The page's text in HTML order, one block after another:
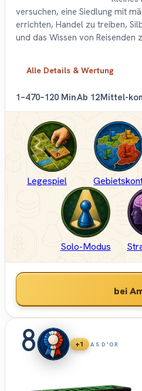
versuchen, eine Siedlung mit
errichten, Handel zu treiben,
und das Wissen von Reisenden
Alle Details & Wertung
1–470–120 MinAb 12Mittel-
Legespiel
Solo-Modus
bei
8 +1 AS D'OR